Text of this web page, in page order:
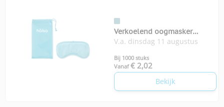
Verkoelend oogmasker
Reveyes
V.a. dinsdag 11 augustus
Bij 1000 stuks
Vanaf € 2,02
Bekijk